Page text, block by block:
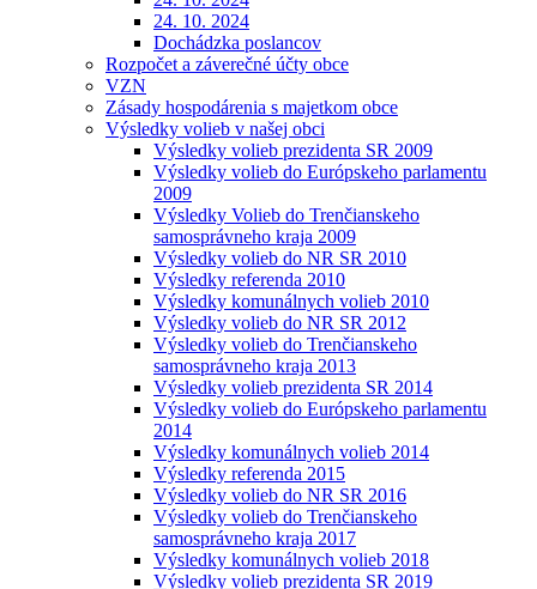
24. 10. 2024
Dochádzka poslancov
Rozpočet a záverečné účty obce
VZN
Zásady hospodárenia s majetkom obce
Výsledky volieb v našej obci
Výsledky volieb prezidenta SR 2009
Výsledky volieb do Európskeho parlamentu
2009
Výsledky Volieb do Trenčianskeho
samosprávneho kraja 2009
Výsledky volieb do NR SR 2010
Výsledky referenda 2010
Výsledky komunálnych volieb 2010
Výsledky volieb do NR SR 2012
Výsledky volieb do Trenčianskeho
samosprávneho kraja 2013
Výsledky volieb prezidenta SR 2014
Výsledky volieb do Európskeho parlamentu
2014
Výsledky komunálnych volieb 2014
Výsledky referenda 2015
Výsledky volieb do NR SR 2016
Výsledky volieb do Trenčianskeho
samosprávneho kraja 2017
Výsledky komunálnych volieb 2018
Výsledky volieb prezidenta SR 2019